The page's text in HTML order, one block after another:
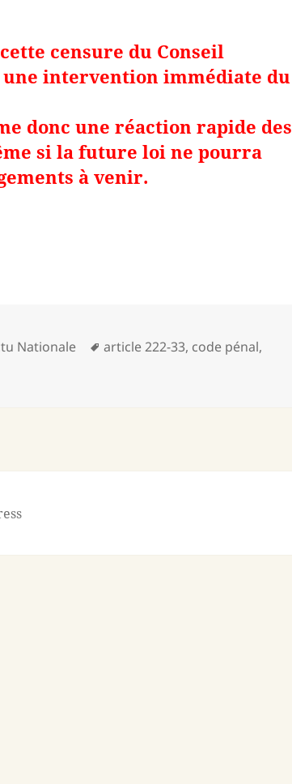
censure du Conseil
intervention immédiate du
donc une réaction rapide des
si la future loi ne pourra
à venir.
Nationale
Mots-
article 222-33, code pénal,